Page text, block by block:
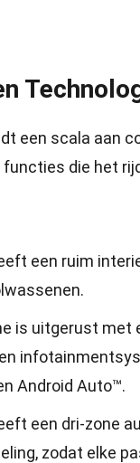
een scala aan
die het
een ruim
is uitgerust met
Android Auto™.
een dri-zone
zodat elke